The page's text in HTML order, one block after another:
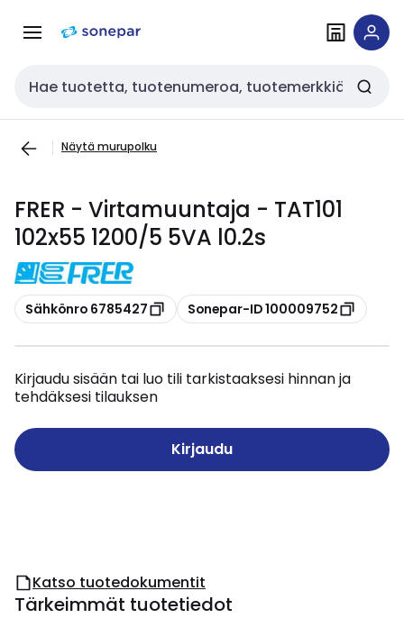
navigointiinsisältöön
Haku
Näytä murupolku
FRER - Virtamuuntaja - TAT101
102x55 1200/5 5VA l0.2s
Kopioi
Sähkönro 6785427 Kopioi
Sonepar-ID 100009752
Kirjaudu sisään tai luo tili tarkistaaksesi hinnan ja
tehdäksesi tilauksen
Kirjaudu
Katso tuotedokumentit
Tärkeimmät tuotetiedot